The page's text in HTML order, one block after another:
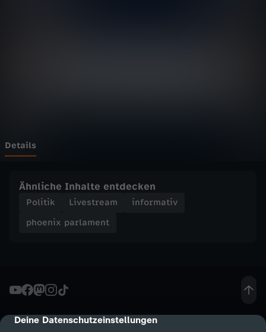
cmp-dialog-description
Deine Datenschutzeinstellungen
m
n
D
e
Details
Ähnliche Inhalte entdecken
Politik Livestream
informativ
phoenix parlament